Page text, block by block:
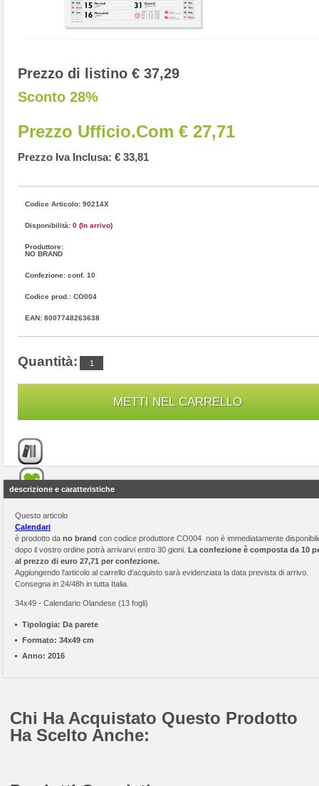
Prezzo di listino € 37,29
Sconto 28%
Prezzo Ufficio.com € 27,71
Prezzo Iva Inclusa: € 33,81
Codice Articolo: 90214X
Disponibilità: 0 (In arrivo)
Produttore:
NO BRAND
Confezione: conf. 10
Codice prod.: CO004
EAN: 8007748263638
Quantità:
descrizione e caratteristiche
Questo articolo
Calendari
è prodotto da no brand con codice produttore CO004 non è immediatamente
dopo il vostro ordine potrà arrivarvi entro 30 gioni. La confezione è composta da 10
al prezzo di euro 27,71 per confezione.
Aggiungendo l'articolo al carrello d'acquisto sarà evidenziata la data prevista di arrivo.
Consegna in 24/48h in tutta Italia.
34x49 - Calendario Olandese (13 fogli)
Tipologia: Da parete
Formato: 34x49 cm
Anno: 2016
Chi Ha Acquistato Questo Prodotto
Ha Scelto Anche: